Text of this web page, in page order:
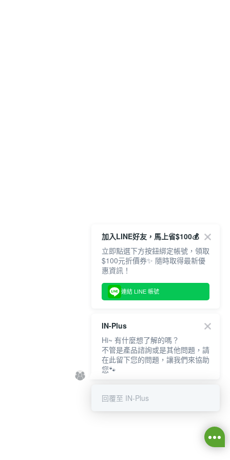
加入LINE好友，馬上省$100💰
立即點選下方按鈕綁定帳號，領取
$100元折價券✨ 隨時取得最新優
惠資訊！
連結 LINE 帳號
IN-Plus
Hi~ 有什麼想了解的嗎？
不管是產品諮詢或是其他問題，請
在此留下您的問題，讓我們來協助
您🐾
回覆至 IN-Plus